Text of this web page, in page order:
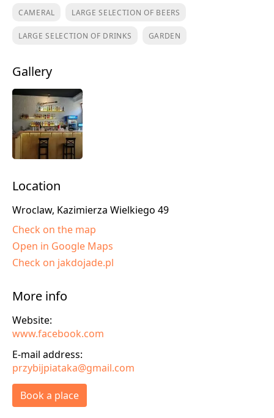
CAMERAL LARGE SELECTION OF BEERS
LARGE SELECTION OF DRINKS GARDEN
Gallery
Location
Wroclaw, Kazimierza Wielkiego 49
Check on the map
Open in Google Maps
Check on jakdojade.pl
More info
Website:
www.facebook.com
E-mail address:
przybijpiataka@gmail.com
Book a place